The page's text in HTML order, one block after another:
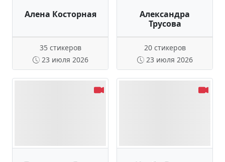
Алена Косторная
35 стикеров
23 июля 2026
Александра
Трусова
20 стикеров
23 июля 2026